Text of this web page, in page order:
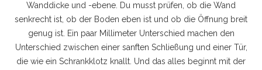
Wanddicke und -ebene . Du musst prüfen, ob die Wand
senkrecht ist, ob der Boden eben ist und ob die Öffnung breit
genug ist. Ein paar Millimeter Unterschied machen den
Unterschied zwischen einer sanften Schließung und einer Tür,
die wie ein Schrankklotz knallt. Und das alles beginnt mit der